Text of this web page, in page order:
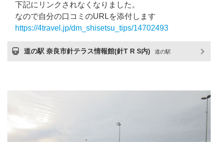
下記にリンクされなくなりました。
なので自分の口コミのURLを添付します
https://4travel.jp/dm_shisetsu_tips/14702493
道の駅 奈良市針テラス情報館(針T R S内) 道の駅